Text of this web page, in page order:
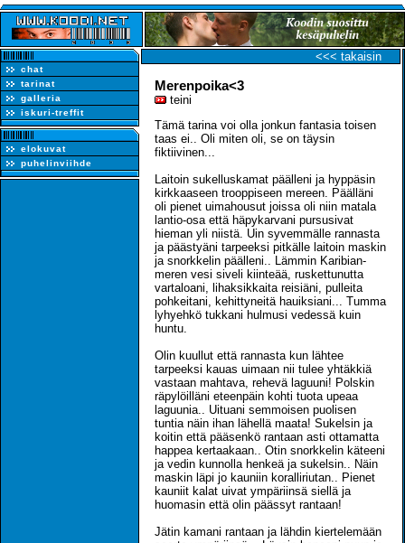
chat
tarinat
galleria
iskuri-treffit
elokuvat
puhelinviihde
<<< takaisin
Merenpoika<3
teini
Tämä tarina voi olla jonkun fantasia toisen
taas ei.. Oli miten oli, se on täysin
fiktiivinen...
Laitoin sukelluskamat päälleni ja hyppäsin
kirkkaaseen trooppiseen mereen. Päälläni
oli pienet uimahousut joissa oli niin matala
lantio-osa että häpykarvani pursusivat
hieman yli niistä. Uin syvemmälle rannasta
ja päästyäni tarpeeksi pitkälle laitoin maskin
ja snorkkelin päälleni.. Lämmin Karibian-
meren vesi siveli kiinteää, ruskettunutta
vartaloani, lihaksikkaita reisiäni, pulleita
pohkeitani, kehittyneitä hauiksiani... Tumma
lyhyehkö tukkani hulmusi vedessä kuin
huntu.
Olin kuullut että rannasta kun lähtee
tarpeeksi kauas uimaan nii tulee yhtäkkiä
vastaan mahtava, rehevä laguuni! Polskin
räpylöilläni eteenpäin kohti tuota upeaa
laguunia.. Uituani semmoisen puolisen
tuntia näin ihan lähellä maata! Sukelsin ja
koitin että pääsenkö rantaan asti ottamatta
happea kertaakaan.. Otin snorkkelin käteeni
ja vedin kunnolla henkeä ja sukelsin.. Näin
maskin läpi jo kauniin koralliriutan.. Pienet
kauniit kalat uivat ympäriinsä siellä ja
huomasin että olin päässyt rantaan!
Jätin kamani rantaan ja lähdin kiertelemään